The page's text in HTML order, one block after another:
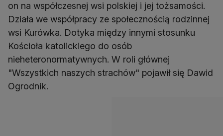
on na współczesnej wsi polskiej i jej tożsamości.
Działa we współpracy ze społecznością rodzinnej
wsi Kurówka. Dotyka między innymi stosunku
Kościoła katolickiego do osób
nieheteronormatywnych. W roli głównej
"Wszystkich naszych strachów" pojawił się Dawid
Ogrodnik.